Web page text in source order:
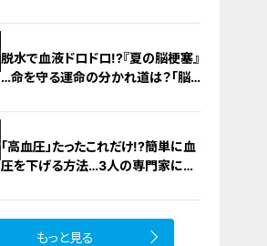
脱水で血液ドロドロ!?『夏の脳梗塞』
…命を守る運命の分かれ道は？「脳
「高血圧」たったこれだけ!?簡単に血
圧を下げる方法…3人の専門家に学
もっと見る